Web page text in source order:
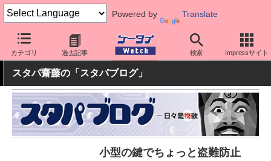
Powered by Translate
カテゴリ 過去記事 検索 Impressサイト
ケータイ Watch 周辺機器/アクセサリー その他
スタパ齋藤の「スタパブログ」
小型の鍵でちょっと盗難防止